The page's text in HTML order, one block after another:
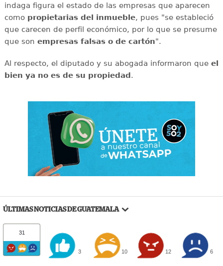
indaga figura el estado de las empresas que aparecen
como propietarias del inmueble, pues "se estableció
que carecen de perfil económico, por lo que se presume
que son empresas falsas o de cartón".
Al respecto, el diputado y su abogada informaron queel
bien ya no es de su propiedad.
ÚLTIMAS NOTICIAS DE GUATEMALA
31
3 10 12 6